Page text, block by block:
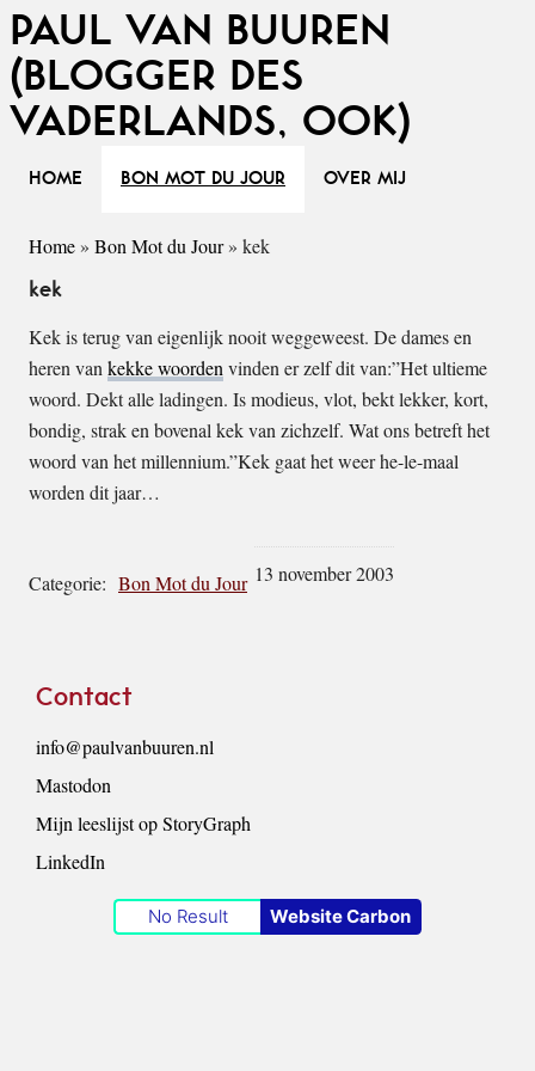
PAUL VAN BUUREN
(BLOGGER DES
VADERLANDS, OOK)
HOME BON MOT DU JOUR OVER MIJ
Home » Bon Mot du Jour» kek
kek
Kek is terug van eigenlijk nooit weggeweest. De dames en
heren van kekke woorden vinden er zelf dit van:”Het ultieme
woord. Dekt alle ladingen. Is modieus, vlot, bekt lekker, kort,
bondig, strak en bovenal kek van zichzelf. Wat ons betreft het
woord van het millennium.”Kek gaat het weer he-le-maal
worden dit jaar…
Categorie: Bon Mot du Jour 13 november 2003
Contact
info@paulvanbuuren.nl
Mastodon
Mijn leeslijst op StoryGraph
LinkedIn
No Result Website Carbon